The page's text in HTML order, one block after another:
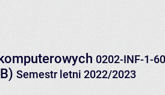
0202-INF-1-
Semestr letni 2022/2023